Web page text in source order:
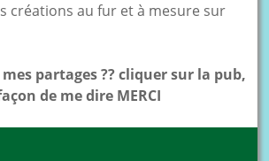
créations au fur et à mesure sur
partages ?? cliquer sur la pub,
de me dire MERCI